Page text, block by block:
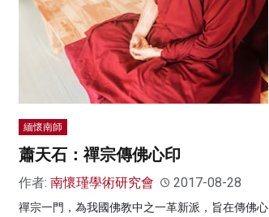
緬懷南師
蕭天石：禪宗傳佛心印
作者: 南懷瑾學術研究會 2017-08-28
禪宗一門，為我國佛教中之一革新派，旨在傳佛心